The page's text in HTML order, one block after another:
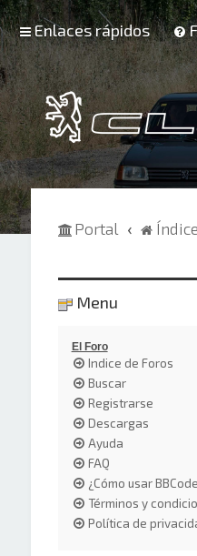
Enlaces rápidos
Portal
Menu
El Foro
Indice de Foros
Buscar
Registrarse
Descargas
Ayuda
FAQ
¿Cómo usar
Términos y
Política de